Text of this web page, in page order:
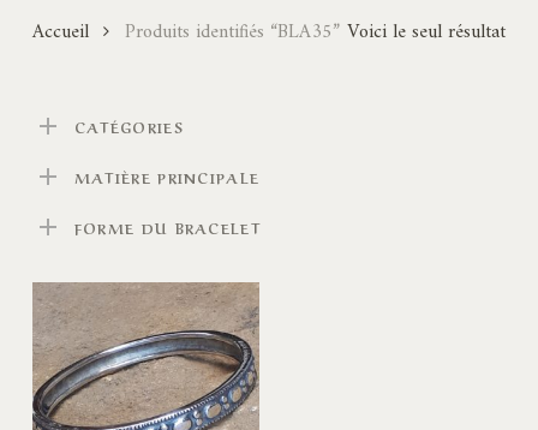
Voici le seul résultat
Accueil Produits identifiés “BLA35”
CATÉGORIES
MATIÈRE PRINCIPALE
FORME DU BRACELET